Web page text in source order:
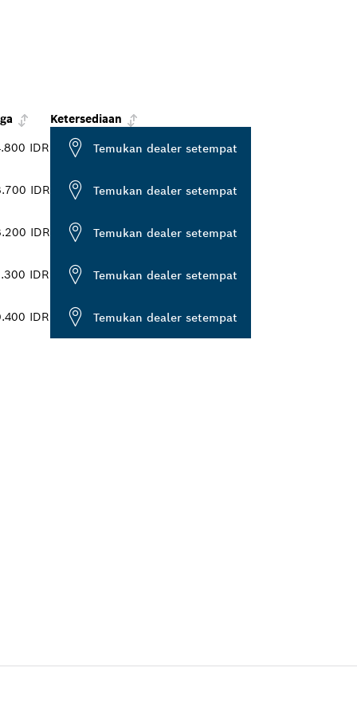
Ketersediaan
IDR
Temukan dealer setempat
IDR Temukan dealer setempat
IDR Temukan dealer setempat
IDR Temukan dealer setempat
IDR Temukan dealer setempat